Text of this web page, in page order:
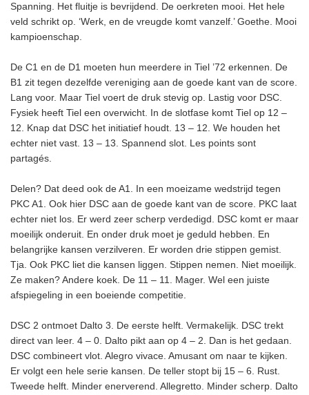
Spanning. Het fluitje is bevrijdend. De oerkreten mooi. Het hele
veld schrikt op. ‘Werk, en de vreugde komt vanzelf.’ Goethe. Mooi
kampioenschap.
De C1 en de D1 moeten hun meerdere in Tiel ’72 erkennen. De
B1 zit tegen dezelfde vereniging aan de goede kant van de score.
Lang voor. Maar Tiel voert de druk stevig op. Lastig voor DSC.
Fysiek heeft Tiel een overwicht. In de slotfase komt Tiel op 12 –
12. Knap dat DSC het initiatief houdt. 13 – 12. We houden het
echter niet vast. 13 – 13. Spannend slot. Les points sont
partagés.
Delen? Dat deed ook de A1. In een moeizame wedstrijd tegen
PKC A1. Ook hier DSC aan de goede kant van de score. PKC laat
echter niet los. Er werd zeer scherp verdedigd. DSC komt er maar
moeilijk onderuit. En onder druk moet je geduld hebben. En
belangrijke kansen verzilveren. Er worden drie stippen gemist.
Tja. Ook PKC liet die kansen liggen. Stippen nemen. Niet moeilijk.
Ze maken? Andere koek. De 11 – 11. Mager. Wel een juiste
afspiegeling in een boeiende competitie.
DSC 2 ontmoet Dalto 3. De eerste helft. Vermakelijk. DSC trekt
direct van leer. 4 – 0. Dalto pikt aan op 4 – 2. Dan is het gedaan.
DSC combineert vlot. Alegro vivace. Amusant om naar te kijken.
Er volgt een hele serie kansen. De teller stopt bij 15 – 6. Rust.
Tweede helft. Minder enerverend. Allegretto. Minder scherp. Dalto